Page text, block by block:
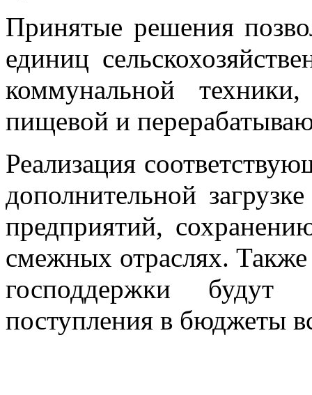
Принятые решения
единиц
коммунальной
пищевой и
Реализация
дополнительной
предприятий,
смежных отраслях. Также
господдержки будут
поступления в бюджеты